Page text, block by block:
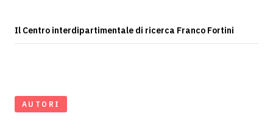
Il Centro interdipartimentale di ricerca Franco Fortini
AUTORI